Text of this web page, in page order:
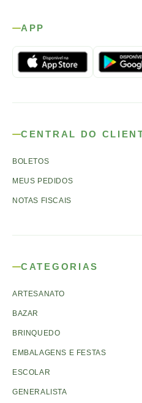
APP
CENTRAL DO
BOLETOS
MEUS PEDIDOS
NOTAS FISCAIS
CATEGORIAS
ARTESANATO
BAZAR
BRINQUEDO
EMBALAGENS E FESTAS
ESCOLAR
GENERALISTA